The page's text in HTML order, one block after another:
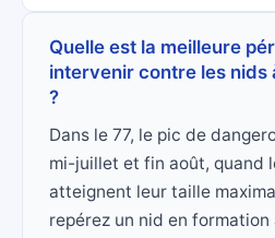
Quelle est la meilleure
intervenir contre les nids
?
Dans le 77, le pic de
mi-juillet et fin août, quand
atteignent leur taille
repérez un nid en formation